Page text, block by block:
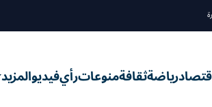
رياضةثقافةمنوعاترأيفيديوالمزيد